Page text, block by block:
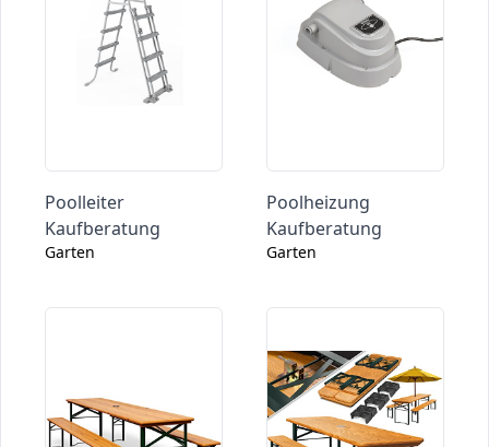
Poolleiter
Kaufberatung
Garten
Poolheizung
Kaufberatung
Garten